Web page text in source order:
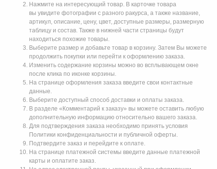
Нажмите на интересующий товар. В карточке товара
вы увидите фотографии с разного ракурса, а также название,
артикул, описание, цену, цвет, доступные размеры, размерную
таблицу и состав. Также в нижней части страницы будут
находиться похожие товары.
Выберите размер и добавьте товар в корзину. Затем Вы можете
продолжить покупки или перейти к оформлению заказа.
Изменить содержание корзины можно во всплывающем окне
после клика по иконке корзины.
На странице оформления заказа введите свои контактные
данные.
Выберите доступный способ доставки и оплаты заказа.
В разделе «Комментарий к заказу» вы можете оставить любую
дополнительную информацию относительно вашего заказа.
Для подтверждения заказа необходимо принять условия
Политики конфиденциальности и публичной оферты.
Подтвердите заказ и перейдите к оплате.
На странице платежной системы введите данные платежной
карты и оплатите заказ.